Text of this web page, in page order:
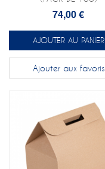
74,00 €
AJOUTER AU PANIER
Ajouter aux favoris